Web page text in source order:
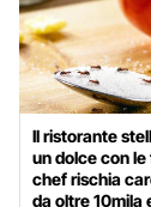
Il ristorante
un dolce con
chef rischia
da oltre 10mila